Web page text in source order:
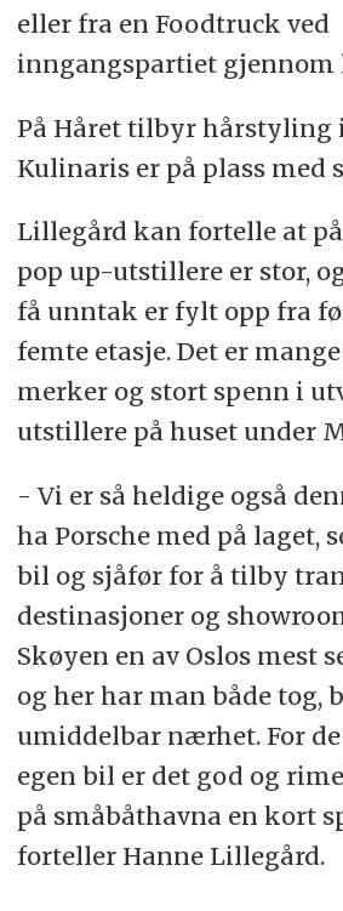
eller fra en Foodtruck ved
inngangspartiet gjennom
På Håret tilbyr hårstyling
Kulinaris er på plass med
Lillegård kan fortelle at
pop up-utstillere er stor,
få unntak er fylt opp fra
femte etasje. Det er
merker og stort spenn i
utstillere på huset under
- Vi er så heldige også
ha Porsche med på laget,
bil og sjåfør for å tilby
destinasjoner og
Skøyen en av Oslos mest
og her har man både tog,
umiddelbar nærhet. For
egen bil er det god og
på småbåthavna en kort
forteller Hanne Lillegård.